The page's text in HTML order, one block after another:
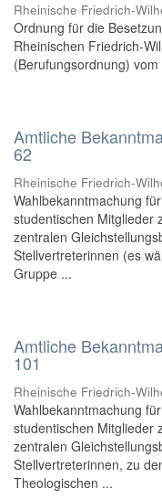
Rheinische Friedrich-
Ordnung für die
Rheinischen Friedrich-
(Berufungsordnung)
Amtliche
62
Rheinische Friedrich-
Wahlbekanntmachung
studentischen Mitglieder
zentralen
Stellvertreterinnen (es
Gruppe ...
Amtliche
101
Rheinische Friedrich-
Wahlbekanntmachung
studentischen Mitglieder
zentralen
Stellvertreterinnen, zu
Theologischen ...